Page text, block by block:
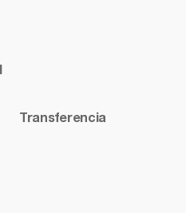
Transferencia